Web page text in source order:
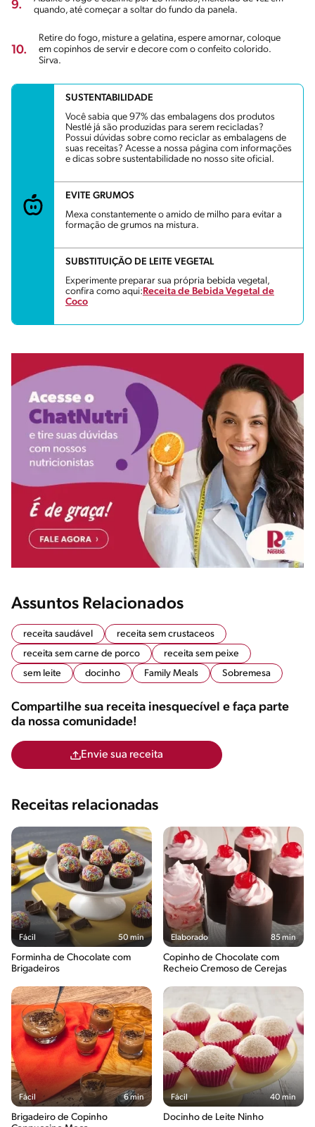
9.
quando, até começar a soltar do fundo da panela.
10.
Retire do fogo, misture a gelatina, espere amornar, coloque
em copinhos de servir e decore com o confeito colorido.
Sirva.
SUSTENTABILIDADE
Você sabia que 97% das embalagens dos produtos
Nestlé já são produzidas para serem recicladas?
Possui dúvidas sobre como reciclar as embalagens de
suas receitas? Acesse a nossa página com informações
e dicas sobre sustentabilidade no nosso site oficial.
EVITE GRUMOS
Mexa constantemente o amido de milho para evitar a
formação de grumos na mistura.
SUBSTITUIÇÃO DE LEITE VEGETAL
Experimente preparar sua própria bebida vegetal,
confira como aqui:Receita de Bebida Vegetal de
Coco
Assuntos Relacionados
receita saudável
receita sem crustaceos
receita sem carne de porco
receita sem peixe
sem leite
docinho Family Meals Sobremesa
Compartilhe sua receita inesquecível e faça parte
da nossa comunidade!
Envie sua receita
Receitas relacionadas
Fácil 50 min
Forminha de Chocolate com
Brigadeiros
Elaborado 85 min
Copinho de Chocolate com
Recheio Cremoso de Cerejas
Fácil 6 min
Brigadeiro de Copinho
Fácil 40 min
Docinho de Leite Ninho